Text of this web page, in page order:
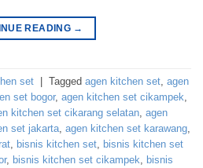
READING →
set Tagged agen kitchen set, agen
set bogor, agen kitchen set cikampek,
kitchen set cikarang selatan, agen
set jakarta, agen kitchen set karawang,
, bisnis kitchen set, bisnis kitchen set
, bisnis kitchen set cikampek, bisnis